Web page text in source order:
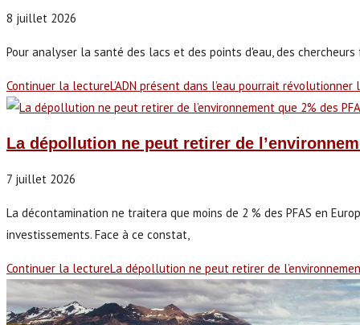
8 juillet 2026
Pour analyser la santé des lacs et des points d'eau, des
Continuer la lectureL’ADN présent dans l’eau pourrait
La dépollution ne peut retirer de
7 juillet 2026
La décontamination ne traitera que moins de 2 % des PFAS en
investissements. Face à ce constat,
Continuer la lectureLa dépollution ne peut retirer de